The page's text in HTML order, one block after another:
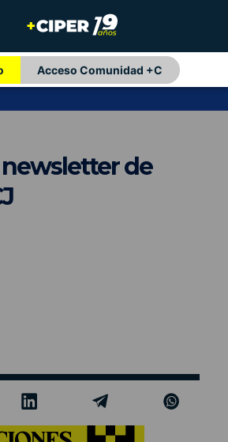
Acceso Comunidad +C
de